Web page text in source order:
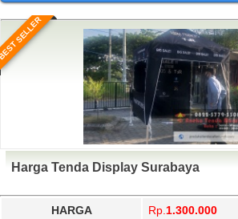
SELLER
Harga Tenda Display Surabaya
HARGA Rp. 1.300.000